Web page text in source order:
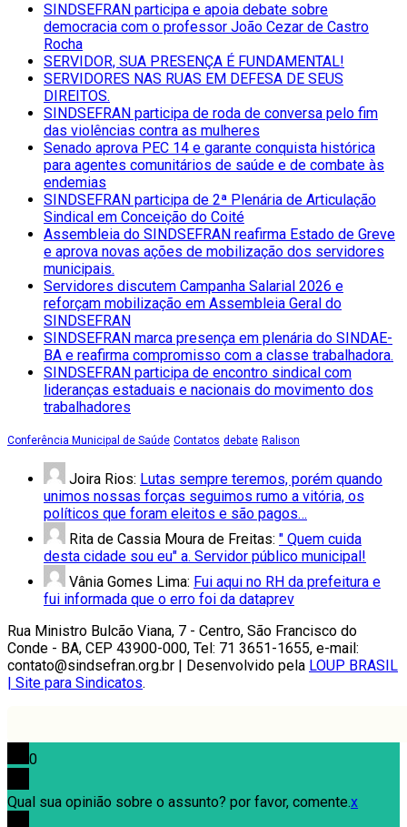
SINDSEFRAN participa e apoia debate sobre
democracia com o professor João Cezar de Castro
Rocha
SERVIDOR, SUA PRESENÇA É FUNDAMENTAL!
SERVIDORES NAS RUAS EM DEFESA DE SEUS
DIREITOS.
SINDSEFRAN participa de roda de conversa pelo fim
das violências contra as mulheres
Senado aprova PEC 14 e garante conquista histórica
para agentes comunitários de saúde e de combate às
endemias
SINDSEFRAN participa de 2ª Plenária de Articulação
Sindical em Conceição do Coité
Assembleia do SINDSEFRAN reafirma Estado de Greve
e aprova novas ações de mobilização dos servidores
municipais.
Servidores discutem Campanha Salarial 2026 e
reforçam mobilização em Assembleia Geral do
SINDSEFRAN
SINDSEFRAN marca presença em plenária do SINDAE-
BA e reafirma compromisso com a classe trabalhadora.
SINDSEFRAN participa de encontro sindical com
lideranças estaduais e nacionais do movimento dos
trabalhadores
Conferência Municipal de Saúde Contatos debate Ralison
Joira Rios: Lutas sempre teremos, porém quando
unimos nossas forças seguimos rumo a vitória, os
políticos que foram eleitos e são pagos…
Rita de Cassia Moura de Freitas: " Quem cuida
desta cidade sou eu" a. Servidor público municipal!
Vânia Gomes Lima: Fui aqui no RH da prefeitura e
fui informada que o erro foi da dataprev
Rua Ministro Bulcão Viana, 7 - Centro, São Francisco do
Conde - BA, CEP 43900-000, Tel: 71 3651-1655, e-mail:
contato@sindsefran.org.br | Desenvolvido pela LOUP BRASIL
| Site para Sindicatos.
0
Qual sua opinião sobre o assunto? por favor, comente.x